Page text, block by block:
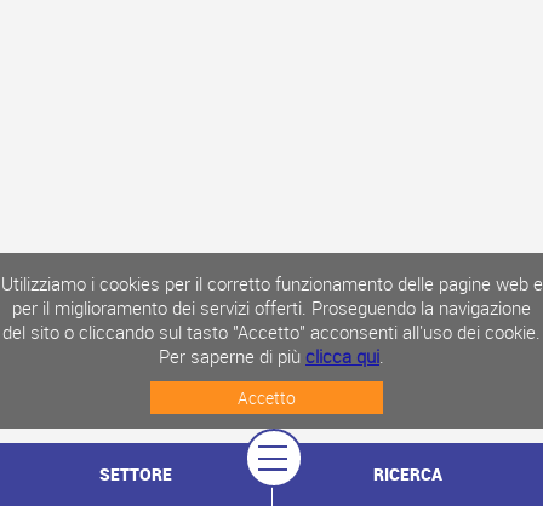
Utilizziamo i cookies per il corretto funzionamento delle pagine web e
per il miglioramento dei servizi offerti. Proseguendo la navigazione
del sito o cliccando sul tasto "Accetto" acconsenti all'uso dei cookie.
Per saperne di più clicca qui.
Accetto
SETTORE RICERCA